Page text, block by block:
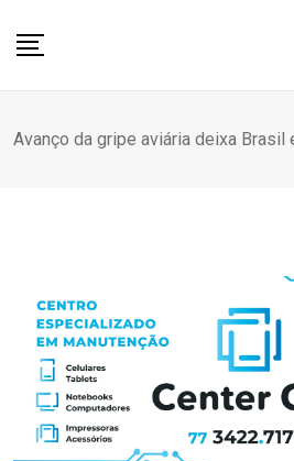
Avanço da gripe aviária deixa Brasil